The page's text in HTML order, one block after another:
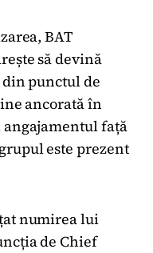
BAT
să devină
punctul de
ancorată în
față
este prezent
numirea lui
de Chief